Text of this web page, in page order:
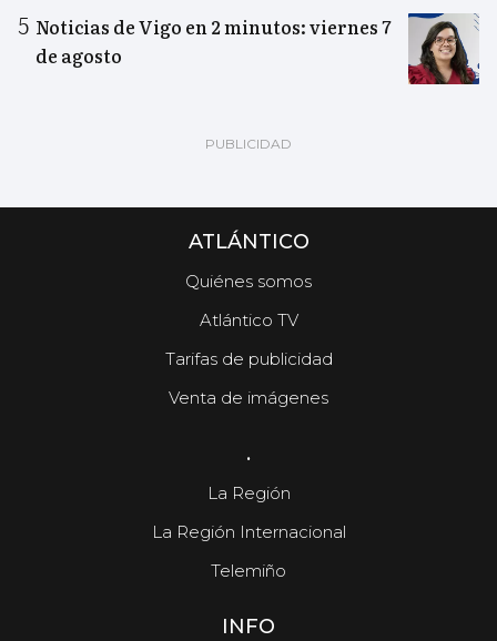
Noticias de Vigo en 2 minutos: viernes 7
de agosto
ATLÁNTICO
Quiénes somos
Atlántico TV
Tarifas de publicidad
Venta de imágenes
.
La Región
La Región Internacional
Telemiño
INFO